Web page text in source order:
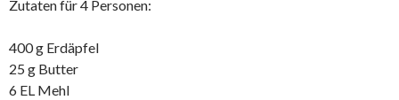
Zutaten für 4 Personen:
400 g Erdäpfel
25 g Butter
6 EL Mehl